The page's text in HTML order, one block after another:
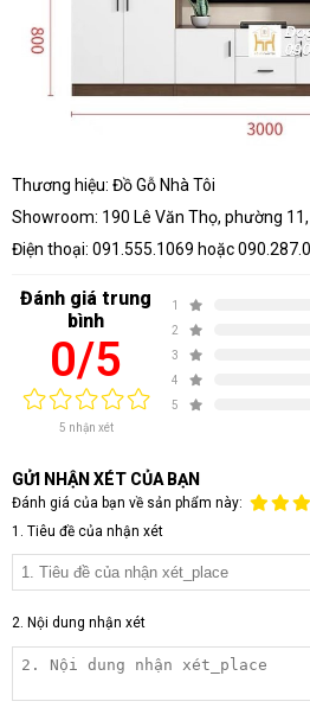
Thương hiệu: Đồ Gỗ Nhà Tôi
Showroom: 190 Lê Văn Thọ, phường 11,
Điện thoại: 091.555.1069 hoặc
Đánh giá trung
bình
0/5
5 nhận xét
1
2
3
4
5
GỬI NHẬN XÉT CỦA BẠN
Đánh giá của bạn về sản phẩm này:
1. Tiêu đề của nhận xét
2. Nội dung nhận xét